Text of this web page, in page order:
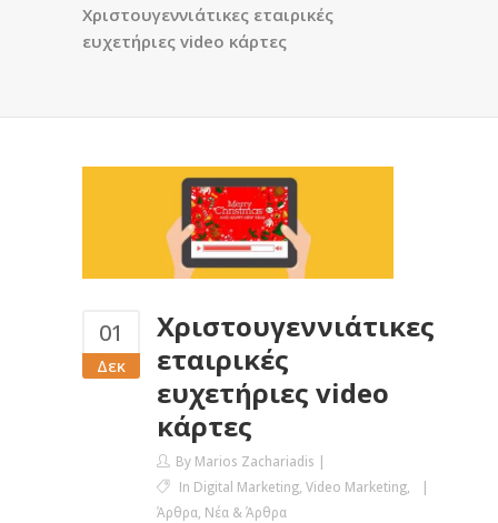
Χριστουγεννιάτικες εταιρικές
ευχετήριες video κάρτες
01
Δεκ
Χριστουγεννιάτικες
εταιρικές
ευχετήριες video
κάρτες
By Marios Zachariadis
In Digital Marketing, Video Marketing,
Άρθρα, Νέα & Άρθρα